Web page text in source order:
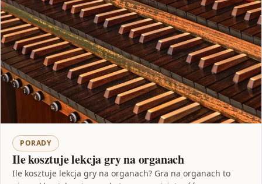
PORADY
Ile kosztuje lekcja gry na organach
Ile kosztuje lekcja gry na organach? Gra na organach to